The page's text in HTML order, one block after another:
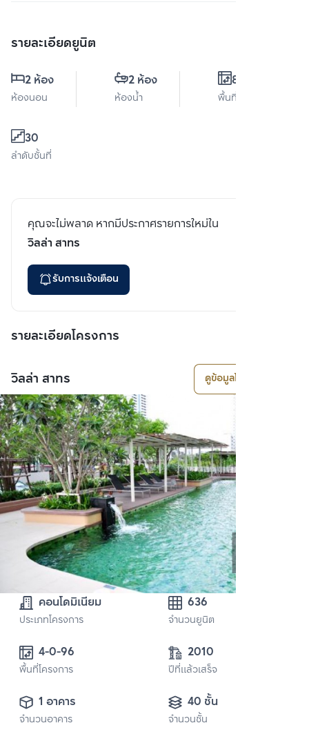
รายละเอียดยูนิต
2 ห้อง
ห้องนอน
2 ห้อง
ห้องน้ำ
83 ตร.ม.
พื้นที่ใช้สอย
30
ลำดับชั้นที่
คุณจะไม่พลาด หากมีประกาศรายการใหม่ใน
วิลล่า สาทร
รับการแจ้งเตือน
รายละเอียดโครงการ
วิลล่า สาทร ดูข้อมูลโครงการ
คอนโดมิเนียม
ประเภทโครงการ
636
จำนวนยูนิต
4-0-96
พื้นที่โครงการ
2010
ปีที่แล้วเสร็จ
1 อาคาร
จำนวนอาคาร
40 ชั้น
จำนวนชั้น